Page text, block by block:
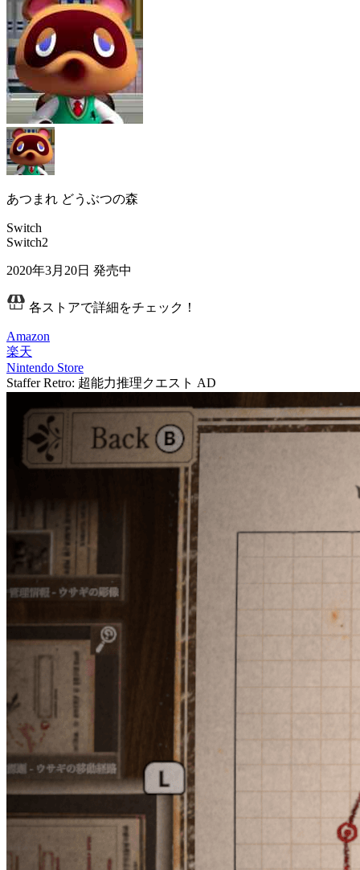
あつまれ どうぶつの森
Switch
Switch2
2020年3月20日 発売中
各ストアで詳細をチェック！
Amazon
楽天
Nintendo Store
Staffer Retro: 超能力推理クエスト AD